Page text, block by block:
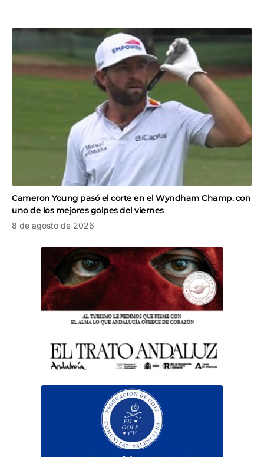
Cameron Young pasó el corte en el Wyndham Champ. con
uno de los mejores golpes del viernes
8 de agosto de 2026